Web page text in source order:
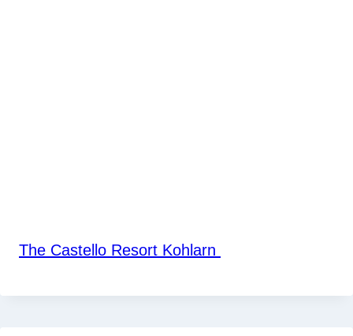
The Castello Resort Kohlarn